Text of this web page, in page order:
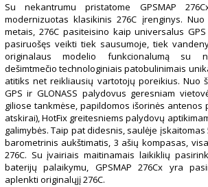
Su nekantrumu pristatome GPSMAP
modernizuotas klasikinis 276C įrenginys.
metais, 276C pasiteisino kaip universalus
pasiruošęs veikti tiek sausumoje, tiek
originalaus modelio funkcionalumą su
dešimtmečio technologiniais patobulinimais
atitiks net reikliausių vartotojų poreikius. Nuo
GPS ir GLONASS palydovus geresniam
giliose tankmėse, papildomos išorinės antenos
atskirai), HotFix greitesniems palydovų
galimybės. Taip pat didesnis, saulėje
barometrinis aukštimatis, 3 ašių kompasas,
276C. Su įvairiais maitinamais laikiklių
baterijų palaikymu, GPSMAP 276Cx yra
aplenkti originalųjį 276C.